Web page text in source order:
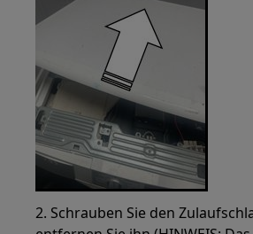
2. Schrauben Sie den